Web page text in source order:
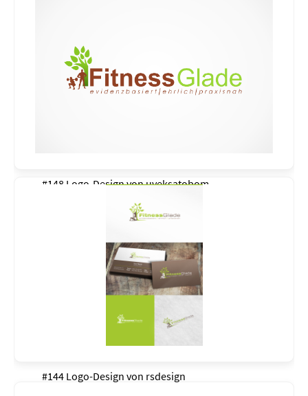
#148 Logo-Design vonuveksatobom
#144 Logo-Design von rsdesign